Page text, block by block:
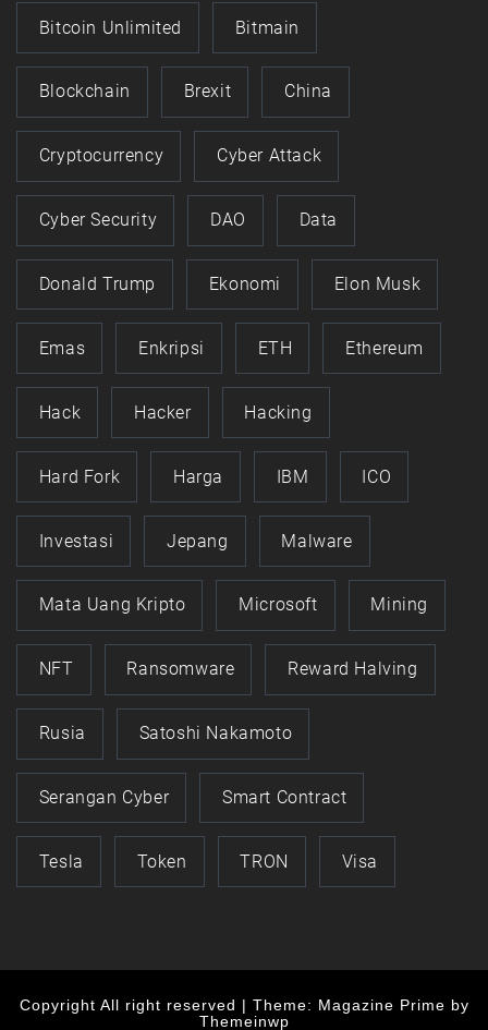
Bitcoin Unlimited Bitmain
Blockchain Brexit China
Cryptocurrency Cyber Attack
Cyber Security DAO Data
Donald Trump Ekonomi Elon Musk
Emas Enkripsi ETH Ethereum
Hack Hacker Hacking
Hard Fork Harga IBM ICO
Investasi Jepang Malware
Mata Uang Kripto Microsoft Mining
NFT Ransomware Reward Halving
Rusia Satoshi Nakamoto
Serangan Cyber Smart Contract
Tesla Token TRON Visa
Copyright All right reserved | Theme: Magazine Prime by
Themeinwp